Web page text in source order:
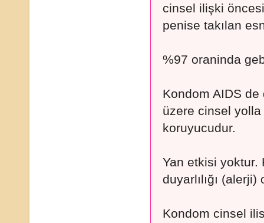
cinsel ilişki
penise takılan
%97 oraninda
Kondom AIDS
üzere cinsel
koruyucudur.
Yan etkisi yoktur.
duyarlılığı
Kondom cinsel